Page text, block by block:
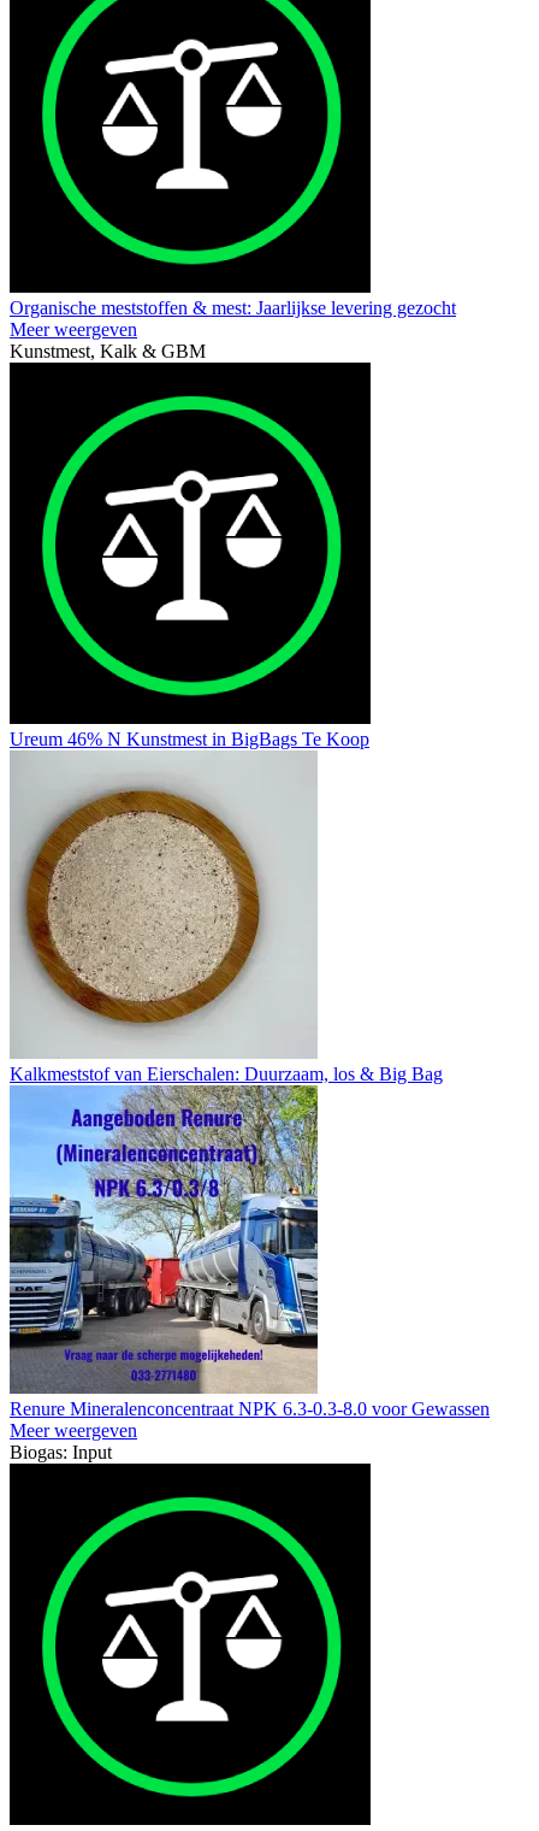
Organische meststoffen & mest: Jaarlijkse levering gezocht
Meer weergeven
Kunstmest, Kalk & GBM
Ureum 46% N Kunstmest in BigBags Te Koop
Kalkmeststof van Eierschalen: Duurzaam, los & Big Bag
Renure Mineralenconcentraat NPK 6.3-0.3-8.0 voor Gewassen
Meer weergeven
Biogas: Input